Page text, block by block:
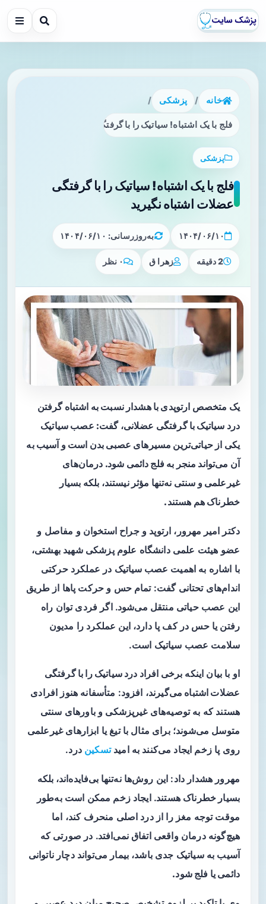
خانه / پزشکی /
فلج با یک اشتباه! سیاتیک را با گرفتگی عضلات اشتباه نگیرید
پزشکی
فلج با یک اشتباه! سیاتیک را با گرفتگی
عضلات اشتباه نگیرید
۱۴۰۴/۰۶/۱۰ به‌روزرسانی: ۱۴۰۴/۰۶/۱۰
2 دقیقه زهرا ق ۰ نظر
یک متخصص ارتوپدی با هشدار نسبت به اشتباه گرفتن
درد سیاتیک با گرفتگی عضلانی، گفت: عصب سیاتیک
یکی از حیاتی‌ترین مسیرهای عصبی بدن است و آسیب به
آن می‌تواند منجر به فلج دائمی شود. درمان‌های
غیرعلمی و سنتی نه‌تنها مؤثر نیستند، بلکه بسیار
خطرناک هم هستند.
دکتر امیر مهرور ، ارتوپد و جراح استخوان و مفاصل و
عضو هیئت علمی دانشگاه علوم پزشکی شهید بهشتی،
با اشاره به اهمیت عصب سیاتیک در عملکرد حرکتی
اندام‌های تحتانی گفت: تمام حس و حرکت پاها از طریق
این عصب حیاتی منتقل می‌شود. اگر فردی توان راه
رفتن یا حس در کف پا دارد، این عملکرد را مدیون
سلامت عصب سیاتیک است.
او با بیان اینکه برخی افراد درد سیاتیک را با گرفتگی
عضلات اشتباه می‌گیرند، افزود: متأسفانه هنوز افرادی
هستند که به توصیه‌های غیرپزشکی و باورهای سنتی
متوسل می‌شوند؛ برای مثال با تیغ یا ابزارهای غیرعلمی
روی پا زخم ایجاد می‌کنند به امیدتسکین درد.
مهرور هشدار داد: این روش‌هانه‌تنها بی‌فایده‌اند، بلکه
بسیار خطرناک هستند. ایجاد زخم ممکن است به‌طور
موقت توجه مغز را از درد اصلی منحرف کند، اما
هیچ‌گونه درمان واقعی اتفاق نمی‌افتد. در صورتی که
آسیب به سیاتیک جدی باشد، بیمار می‌تواند دچارناتوانی
دائمی یا فلج شود.